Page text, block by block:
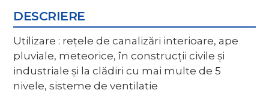
DESCRIERE
Utilizare : rețele de canalizări interioare, ape
pluviale, meteorice, în construcții civile și
industriale și la clădiri cu mai multe de 5
nivele, sisteme de ventilatie